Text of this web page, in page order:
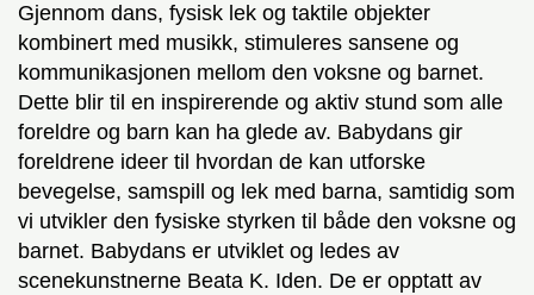
Gjennom dans, fysisk lek og taktile objekter
kombinert med musikk, stimuleres sansene og
kommunikasjonen mellom den voksne og barnet.
Dette blir til en inspirerende og aktiv stund som alle
foreldre og barn kan ha glede av. Babydans gir
foreldrene ideer til hvordan de kan utforske
bevegelse, samspill og lek med barna, samtidig som
vi utvikler den fysiske styrken til både den voksne og
barnet. Babydans er utviklet og ledes av
scenekunstnerne Beata K. Iden. De er opptatt av